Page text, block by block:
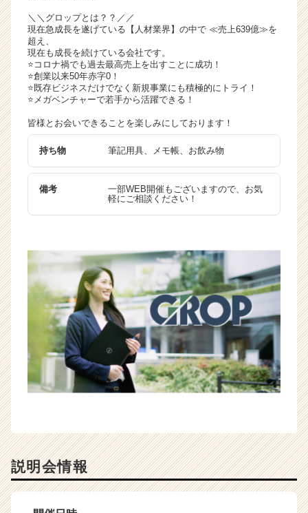
C
r
e
e
r）
＼＼グロップとは？？／／
現在急成長を遂げている【人材業界】の中で ≪売上639億≫を
超え、
現在も成長を続けている会社です。
⭐️コロナ禍でも過去最高売上を出すことに成功！
⭐️創業以来50年赤字0！
⭐️既存ビジネスだけでなく新規事業にも積極的にトライ！
⭐️メガベンチャーで若手から活躍できる！
皆様とお会いできることを楽しみにしております！
持ち物 筆記用具、メモ帳、お飲み物
備考
一部WEB開催もございますので、お気
軽にご相談ください！
説明会情報